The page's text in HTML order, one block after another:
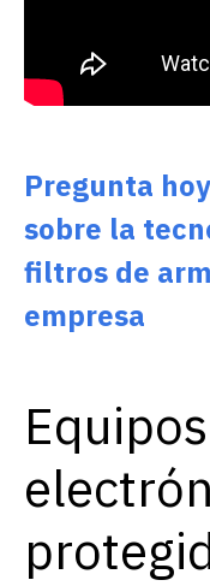
Pregunta
sobre la
filtros de
empresa